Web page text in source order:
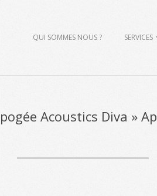
PrimaryQUI SOMMES NOUS ? SERVICES
Acoustics Diva »